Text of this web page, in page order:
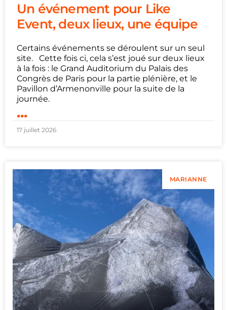
Un événement pour Like
Event, deux lieux, une équipe
Certains événements se déroulent sur un seul
site. Cette fois ci, cela s’est joué sur deux lieux
à la fois : le Grand Auditorium du Palais des
Congrès de Paris pour la partie plénière, et le
Pavillon d’Armenonville pour la suite de la
journée.
...
17 juillet 2026
MARIANNE